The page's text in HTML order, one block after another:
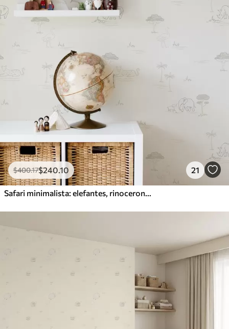
$400.17$240.10 21
Safari minimalista: elefantes, rinocerontes, leopardos y palmeras